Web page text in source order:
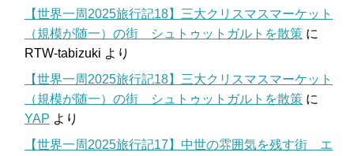
【世界一周2025旅行記18】三大クリスマスマーケット
（規模が随一）の街 シュトゥットガルトを散策 に
RTW-tabizuki より
【世界一周2025旅行記18】三大クリスマスマーケット
（規模が随一）の街 シュトゥットガルトを散策 に
YAP より
【世界一周2025旅行記17】中世の雰囲気を残す街 エ